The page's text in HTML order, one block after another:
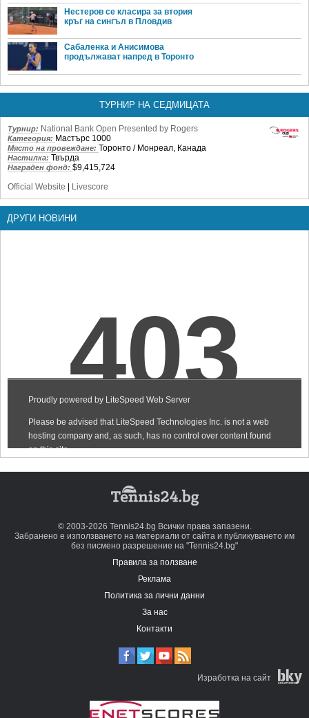
Нестеров се класира за втория
кръг на сингъл в Пловдив
Сабаленка и Анисимова
продължават напред в Торонто
ТУРНИР НА СЕДМИЦАТА
Турнир: National Bank Open Presented by Rogers
Категория: Мастърс 1000
Място на провеждане: Торонто / Монреал, Канада
Настилка: Твърда
Награден фонд: $9,415,724
Official Website | Livescore
ДРУГИ НОВИНИ
© 2003-2026 Tennis24.bg Всички права запазени.
Забранено е използването на материали от сайта и публикуването им
без писмено разрешение на "Tennis24.bg"
Правила за ползване
Реклама
Политика за лични данни
За нас
Контакти
Изработка на сайт